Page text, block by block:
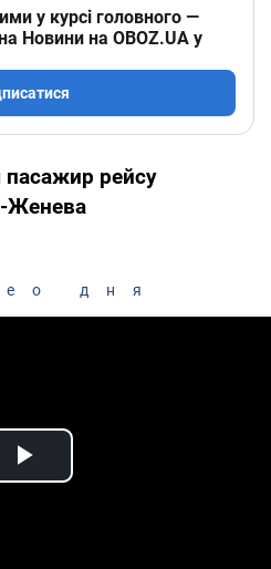
у курсі головного —
Новини на OBOZ.UA у
пасажир рейсу
Женева
дня
Play Video